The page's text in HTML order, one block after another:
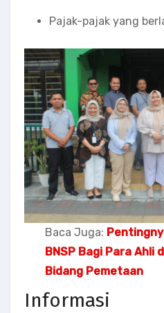
Pajak-pajak yang
Baca Juga:
BNSP Bagi Para Ahli
Bidang Pemetaan
Informasi